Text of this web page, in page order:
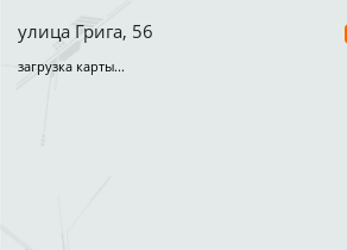
улица Грига, 56
загрузка карты...